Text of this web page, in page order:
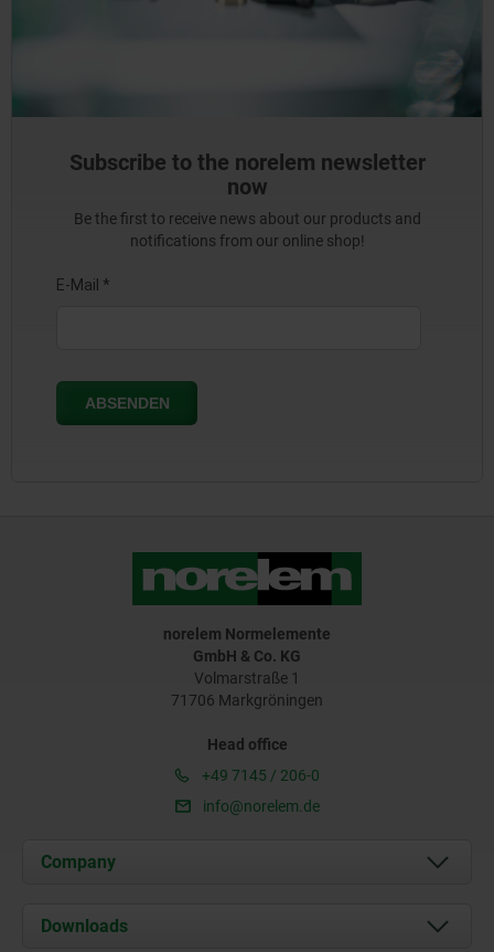
Subscribe to the norelem newsletter
now
Be the first to receive news about our products and
notifications from our online shop!
norelem Normelemente
GmbH & Co. KG
Volmarstraße 1
71706 Markgröningen
Head office
+49 7145 / 206-0
info@norelem.de
Company
About us
Downloads